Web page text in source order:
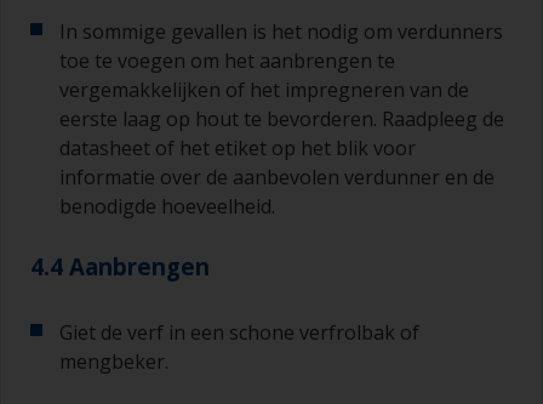
In sommige gevallen is het nodig om verdunners
toe te voegen om het aanbrengen te
vergemakkelijken of het impregneren van de
eerste laag op hout te bevorderen. Raadpleeg de
datasheet of het etiket op het blik voor
informatie over de aanbevolen verdunner en de
benodigde hoeveelheid.
4.4 Aanbrengen
Giet de verf in een schone verfrolbak of
mengbeker.